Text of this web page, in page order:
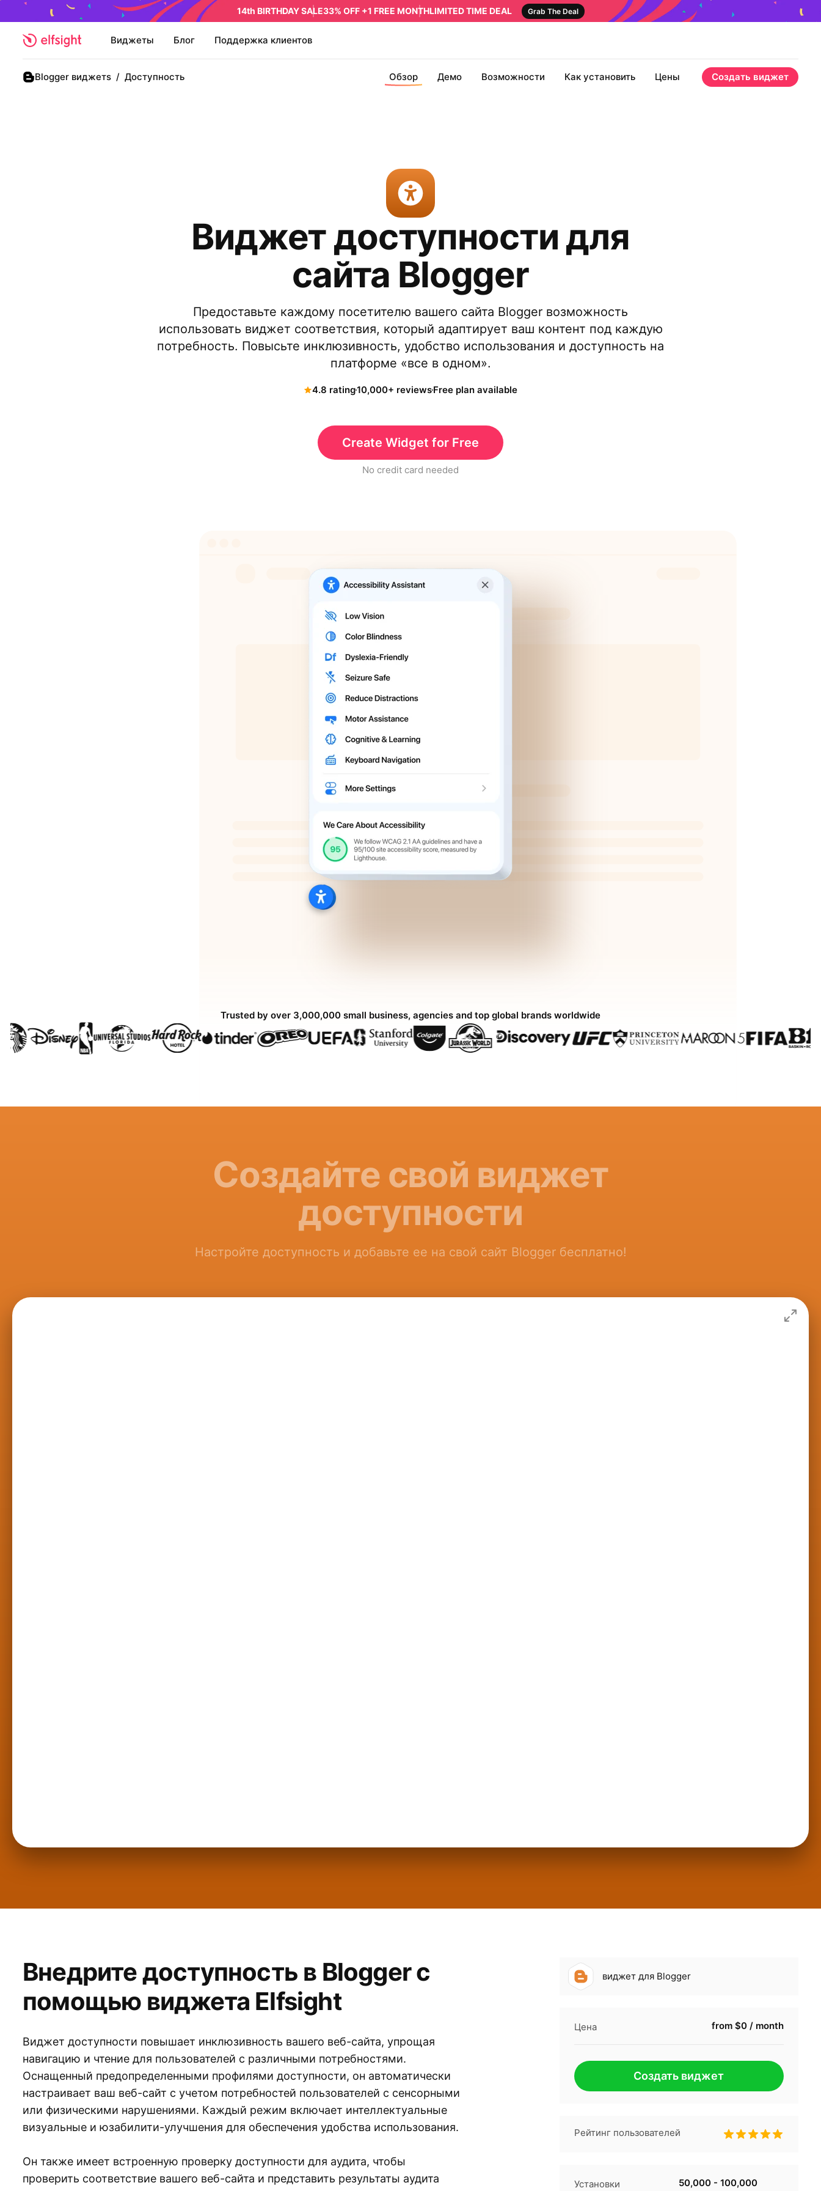
14th BIRTHDAY SALE33% OFF +1 FREE MONTHLIMITED TIME DEAL Grab The Deal
Виджеты Блог Поддержка клиентов
Blogger виджетs / Доступность Обзор Демо Возможности Как установить Цены Создать виджет
Виджет доступности для
сайта Blogger
Предоставьте каждому посетителю вашего сайта Blogger возможность
использовать виджет соответствия, который адаптирует ваш контент под каждую
потребность. Повысьте инклюзивность, удобство использования и доступность на
платформе «все в одном».
4.8 rating10,000+ reviewsFree plan available
Create Widget for Free
No credit card needed
Trusted by over 3,000,000 small business, agencies and top global brands worldwide
Создайте свой виджет
доступности
Настройте доступность и добавьте ее на свой сайт Blogger бесплатно!
Внедрите доступность в Blogger с
помощью виджета Elfsight
Виджет доступности повышает инклюзивность вашего веб-сайта, упрощая
навигацию и чтение для пользователей с различными потребностями.
Оснащенный предопределенными профилями доступности, он автоматически
настраивает ваш веб-сайт с учетом потребностей пользователей с сенсорными
или физическими нарушениями. Каждый режим включает интеллектуальные
визуальные и юзабилити-улучшения для обеспечения удобства использования.
Он также имеет встроенную проверку доступности для аудита, чтобы
проверить соответствие вашего веб-сайта и представить результаты аудита
виджет для Blogger
Цена from $0 / month
Создать виджет
Рейтинг пользователей
Установки 50,000 - 100,000